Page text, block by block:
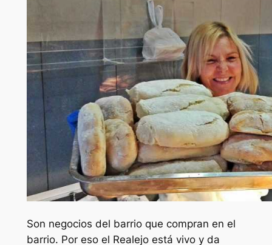
Son negocios del barrio que compran en el
barrio. Por eso el Realejo está vivo y da